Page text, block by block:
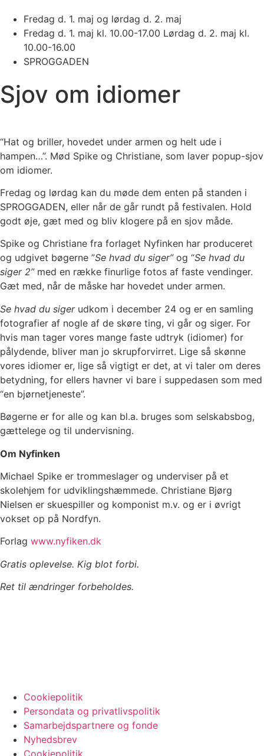
Fredag d. 1. maj og lørdag d. 2. maj
Fredag d. 1. maj kl. 10.00-17.00 Lørdag d. 2. maj kl.
10.00-16.00
SPROGGADEN
Sjov om idiomer
“Hat og briller, hovedet under armen og helt ude i
hampen…”. Mød Spike og Christiane, som laver popup-sjov
om idiomer.
Fredag og lørdag kan du møde dem enten på standen i
SPROGGADEN, eller når de går rundt på festivalen. Hold
godt øje, gæt med og bliv klogere på en sjov måde.
Spike og Christiane fra forlaget Nyfinken har produceret
og udgivet bøgerne ”Se hvad du siger”og “Se hvad du
siger 2”med en række finurlige fotos af faste vendinger.
Gæt med, når de måske har hovedet under armen.
Se hvad du siger udkom i december 24 og er en samling
fotografier af nogle af de skøre ting, vi går og siger. For
hvis man tager vores mange faste udtryk (idiomer) for
pålydende, bliver man jo skrupforvirret. Lige så skønne
vores idiomer er, lige så vigtigt er det, at vi taler om deres
betydning, for ellers havner vi bare i suppedasen som med
“en bjørnetjeneste”.
Bøgerne er for alle og kan bl.a. bruges som selskabsbog,
gættelege og til undervisning.
Om Nyfinken
Michael Spike er trommeslager og underviser på et
skolehjem for udviklingshæmmede. Christiane Bjørg
Nielsen er skuespiller og komponist m.v. og er i øvrigt
vokset op på Nordfyn.
Forlag www.nyfiken.dk
Gratis oplevelse. Kig blot forbi.
Ret til ændringer forbeholdes.
Cookiepolitik
Persondata og privatlivspolitik
Samarbejdspartnere og fonde
Nyhedsbrev